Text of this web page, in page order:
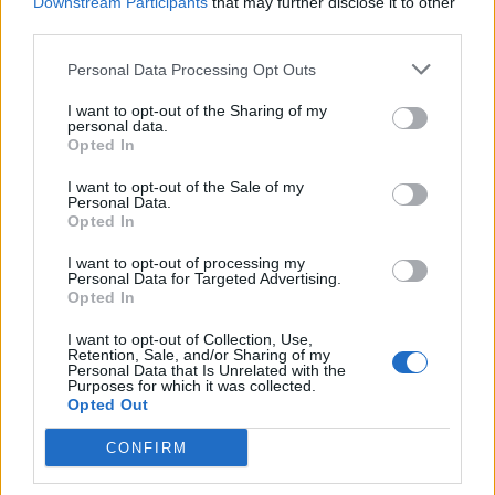
Personal Data Processing Opt Outs
I want to opt-out of the Sharing of my
personal data.
Opted In
I want to opt-out of the Sale of my
Personal Data.
Opted In
I want to opt-out of processing my
Personal Data for Targeted Advertising.
Opted In
I want to opt-out of Collection, Use,
Retention, Sale, and/or Sharing of my
Personal Data that Is Unrelated with the
Purposes for which it was collected.
Opted Out
CONFIRM
Czytaj także:
Akademia pana Kleksa – główne wątki
Czy chciałbyś być uczniem Akademii
Pana Kleksa?